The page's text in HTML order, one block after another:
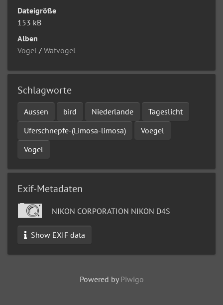
Dateigröße
153 kB
Alben
Vögel / Watvögel
Schlagworte
Aussen bird Niederlande
Tageslicht
Uferschnepfe-(Limosa-limosa)
Voegel
Vogel
Exif-Metadaten
NIKON CORPORATION NIKON D4S
Show EXIF data
Powered by Piwigo